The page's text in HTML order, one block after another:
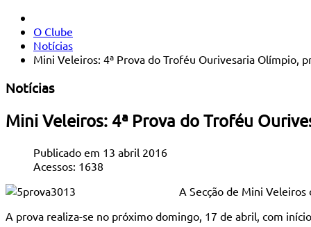
O Clube
Notícias
Mini Veleiros: 4ª Prova do Troféu Ourivesaria Olímpio,
Notícias
Mini Veleiros: 4ª Prova do Troféu
Publicado em 13 abril 2016
Acessos: 1638
A Secção de Mini
A prova realiza-se no próximo domingo, 17 de abril, com